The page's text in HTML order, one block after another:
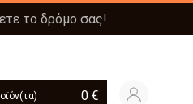
το δρόμο σας!
0 €